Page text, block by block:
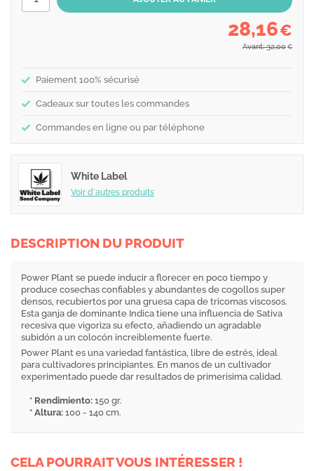
28,16€
Avant: 32,00 €
Paiement 100% sécurisé
Cadeaux sur toutes les commandes
Commandes en ligne ou par téléphone
White Label
Voir d´autres produits
DESCRIPTION DU PRODUIT
Power Plant se puede inducir a florecer en poco tiempo y
produce cosechas confiables y abundantes de cogollos super
densos, recubiertos por una gruesa capa de tricomas viscosos.
Esta ganja de dominante Indica tiene una influencia de Sativa
recesiva que vigoriza su efecto, añadiendo un agradable
subidón a un colocón increiblemente fuerte.
Power Plant es una variedad fantástica, libre de estrés, ideal
para cultivadores principiantes. En manos de un cultivador
experimentado puede dar resultados de primerisima calidad.
* Rendimiento: 150 gr.
* Altura: 100 - 140 cm.
CELA POURRAIT VOUS INTÉRESSER !